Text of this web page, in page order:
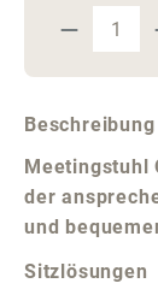
Beschreibung
Meetingstuhl
der
und
Sitzlösungen